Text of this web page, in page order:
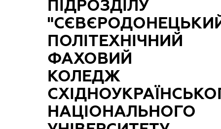
ПІДРОЗДІЛУ
ПОЛІТЕХНІЧНИЙ
ФАХОВИЙ
КОЛЕДЖ
НАЦІОНАЛЬНОГО